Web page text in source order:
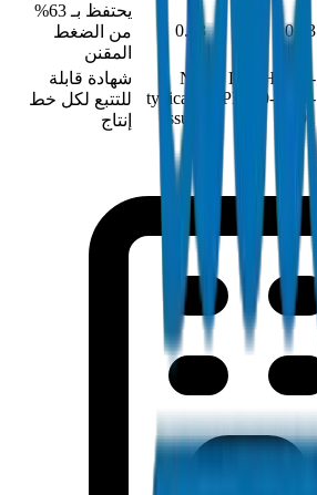
0.63
0.63
يحتفظ بـ 63%
من الضغط
المقنن
DM-HDPE-
PE100-2024-
001
Not
typically
issued
شهادة قابلة
للتتبع لكل خط
إنتاج